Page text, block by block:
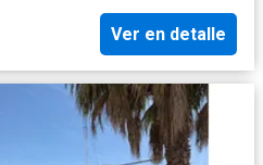
Ver en detalle